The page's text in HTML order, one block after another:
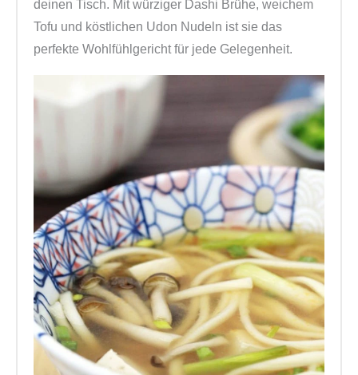
deinen Tisch. Mit würziger Dashi Brühe, weichem
Tofu und köstlichen Udon Nudeln ist sie das
perfekte Wohlfühlgericht für jede Gelegenheit.